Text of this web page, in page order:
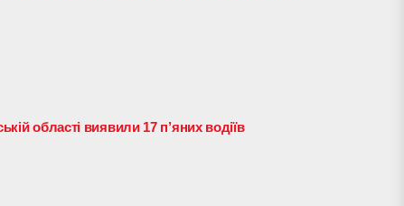
області виявили 17 п’яних водіїв